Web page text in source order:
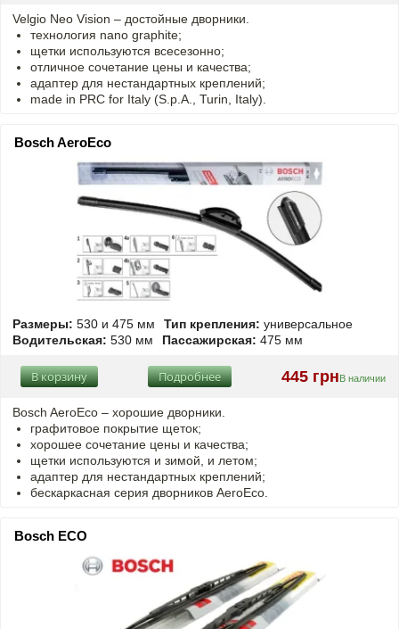
Velgio Neo Vision – достойные дворники.
технология nano graphite;
щетки используются всесезонно;
отличное сочетание цены и качества;
адаптер для нестандартных креплений;
made in PRC for Italy (S.p.A., Turin, Italy).
Bosch AeroEco
Размеры: 530 и 475 мм Тип крепления: универсальное
Водительская: 530 мм Пассажирская: 475 мм
445 грн В наличии
Подробнее
В корзину
Bosch AeroEco – хорошие дворники.
графитовое покрытие щеток;
хорошее сочетание цены и качества;
щетки используются и зимой, и летом;
адаптер для нестандартных креплений;
бескаркасная серия дворников AeroEco.
Bosch ECO